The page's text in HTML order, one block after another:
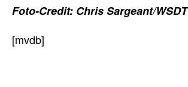
Foto-Credit: Chris Sargeant/WSDT
[mvdb]